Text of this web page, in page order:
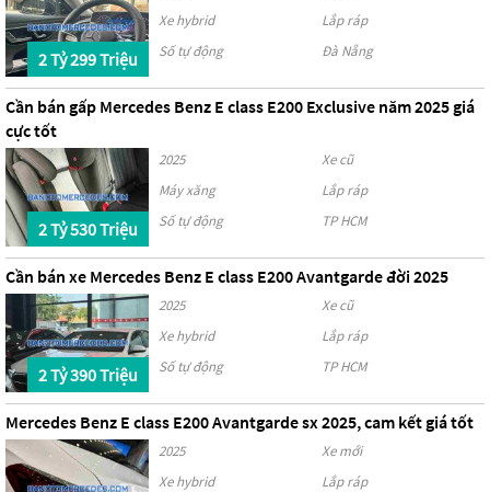
2 Tỷ 299 Triệu
Xe hybrid
Lắp ráp
Số tự động
Đà Nẵng
Cần bán gấp Mercedes Benz E class E200 Exclusive năm 2025 giá
cực tốt
2 Tỷ 530 Triệu
2025
Xe cũ
Máy xăng
Lắp ráp
Số tự động
TP HCM
Cần bán xe Mercedes Benz E class E200 Avantgarde đời 2025
2 Tỷ 390 Triệu
2025
Xe cũ
Xe hybrid
Lắp ráp
Số tự động
TP HCM
Mercedes Benz E class E200 Avantgarde sx 2025, cam kết giá tốt
2025
Xe mới
Xe hybrid
Lắp ráp